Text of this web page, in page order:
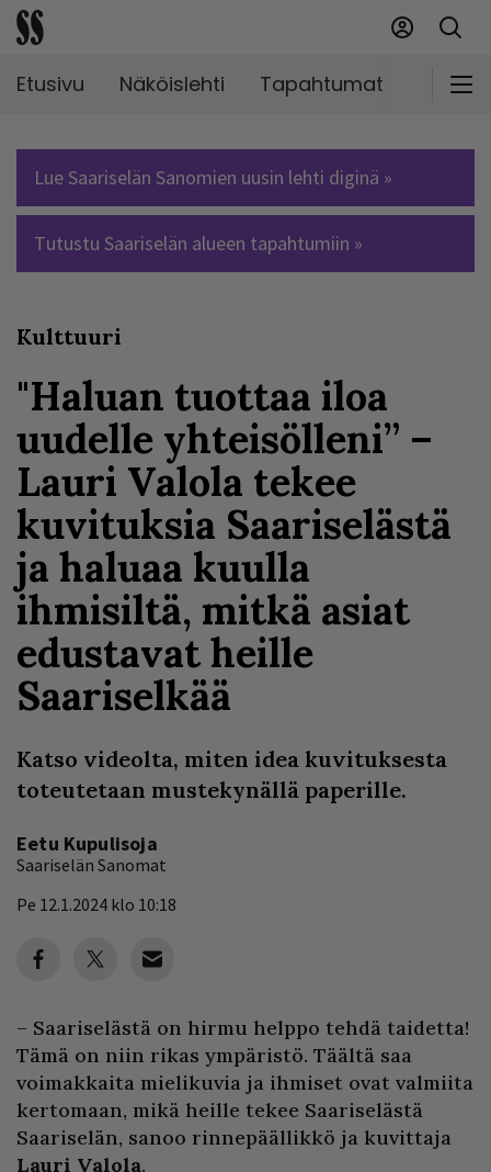
Etusivu Näköislehti Tapahtumat
Lue Saariselän Sanomien uusin lehti diginä »
Tutustu Saariselän alueen tapahtumiin »
Kulttuuri
"Haluan tuottaa iloa
uudelle yhteisölleni” –
Lauri Valola tekee
kuvituksia Saariselästä
ja haluaa kuulla
ihmisiltä, mitkä asiat
edustavat heille
Saariselkää
Katso videolta, miten idea kuvituksesta
toteutetaan mustekynällä paperille.
Eetu Kupulisoja
Saariselän Sanomat
Pe 12.1.2024 klo 10:18
– Saariselästä on hirmu helppo tehdä taidetta!
Tämä on niin rikas ympäristö. Täältä saa
voimakkaita mielikuvia ja ihmiset ovat valmiita
kertomaan, mikä heille tekee Saariselästä
Saariselän, sanoo rinnepäällikkö ja kuvittaja
Lauri Valola.